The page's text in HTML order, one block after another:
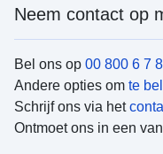
Neem contact op
Bel ons op 00 800 6 7
Andere opties om te
Schrijf ons via het
Ontmoet ons in een van